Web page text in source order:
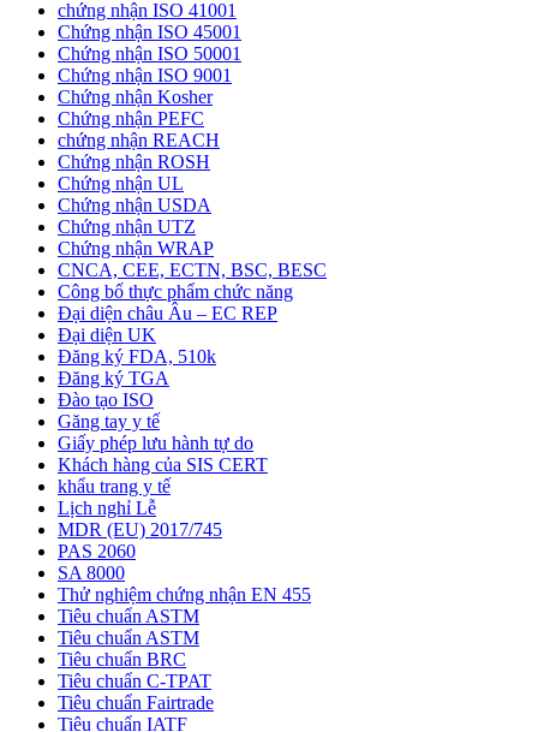
chứng nhận ISO 41001
Chứng nhận ISO 45001
Chứng nhận ISO 50001
Chứng nhận ISO 9001
Chứng nhận Kosher
Chứng nhận PEFC
chứng nhận REACH
Chứng nhận ROSH
Chứng nhận UL
Chứng nhận USDA
Chứng nhận UTZ
Chứng nhận WRAP
CNCA, CEE, ECTN, BSC, BESC
Công bố thực phẩm chức năng
Đại diện châu Âu – EC REP
Đại diện UK
Đăng ký FDA, 510k
Đăng ký TGA
Đào tạo ISO
Găng tay y tế
Giấy phép lưu hành tự do
Khách hàng của SIS CERT
khẩu trang y tế
Lịch nghỉ Lễ
MDR (EU) 2017/745
PAS 2060
SA 8000
Thử nghiệm chứng nhận EN 455
Tiêu chuẩn ASTM
Tiêu chuẩn ASTM
Tiêu chuẩn BRC
Tiêu chuẩn C-TPAT
Tiêu chuẩn Fairtrade
Tiêu chuẩn IATF